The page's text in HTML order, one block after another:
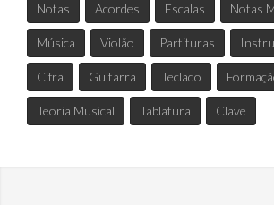
Notas Acordes Escalas Notas
Música Violão Partituras
Cifra Guitarra Teclado
Teoria Musical Tablatura Clave